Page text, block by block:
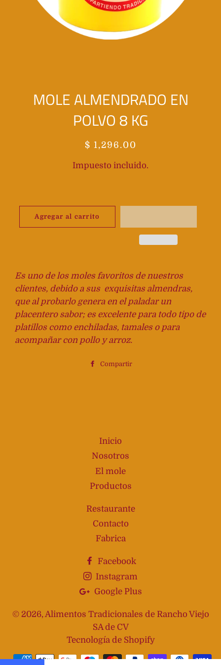
MOLE ALMENDRADO EN
POLVO 8 KG
Precio
Precio
oferta
$ 1,296.00
Impuesto incluido.
Agregar al carrito
Es uno de los moles favoritos de nuestros
clientes, debido a sus exquisitas almendras,
que al probarlo genera en el paladar un
placentero sabor; es excelente para todo tipo de
platillos como enchiladas, tamales o para
acompañar con pollo y arroz.
Compartir
Inicio
Nosotros
El mole
Productos
Restaurante
Contacto
Fabrica
Facebook
Instagram
Google Plus
© 2026, Alimentos Tradicionales de Rancho Viejo
SA de CV
Tecnología de Shopify
Métodos